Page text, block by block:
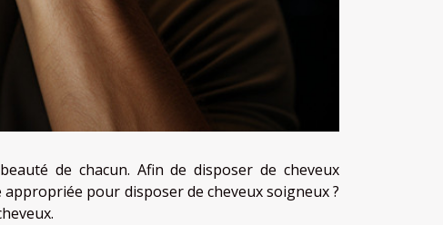
de chacun. Afin de disposer de cheveux
pour disposer de cheveux soigneux ?